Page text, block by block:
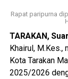
pemerintah
Wali Kota juga
dan lainnya
mendukung
Rapat paripurna
TARAKAN,
Khairul, M.Kes.,
Kota Tarakan
2025/2026